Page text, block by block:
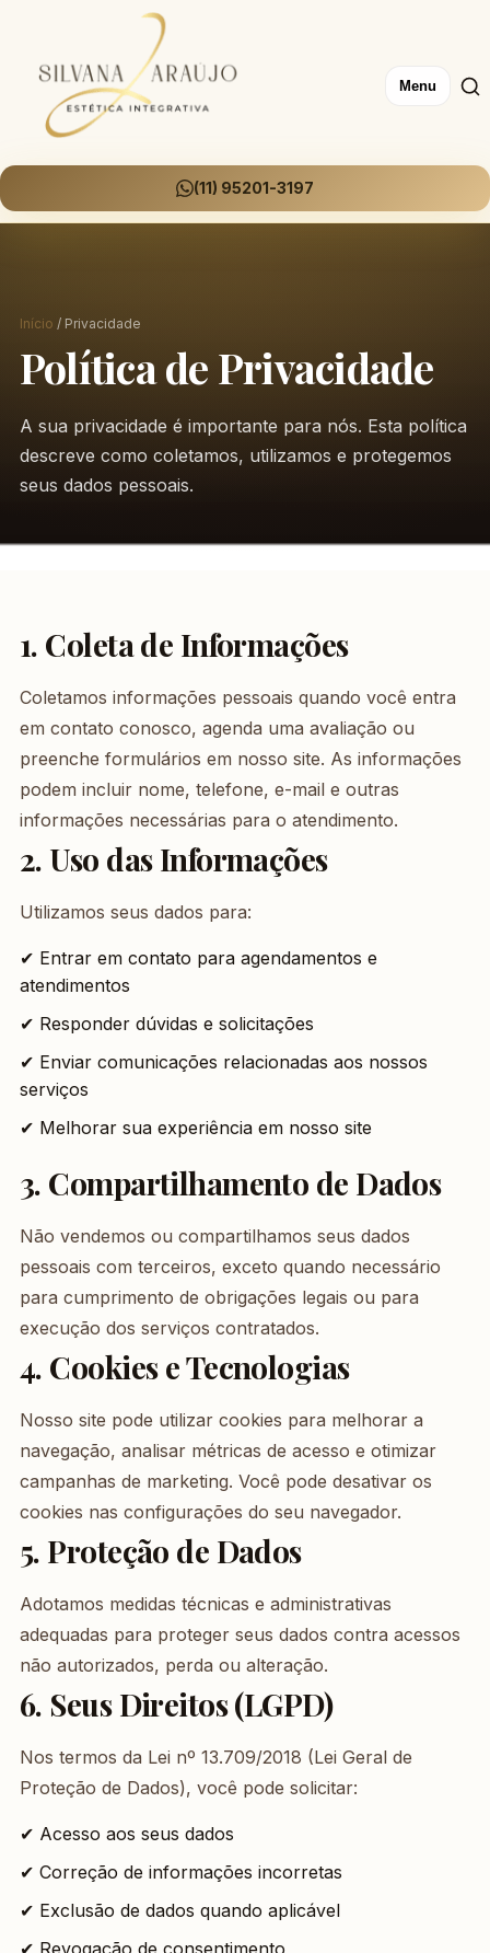
Menu
(11) 95201-3197
Início / Privacidade
Política de Privacidade
A sua privacidade é importante para nós. Esta política
descreve como coletamos, utilizamos e protegemos
seus dados pessoais.
1. Coleta de Informações
Coletamos informações pessoais quando você entra
em contato conosco, agenda uma avaliação ou
preenche formulários em nosso site. As informações
podem incluir nome, telefone, e-mail e outras
informações necessárias para o atendimento.
2. Uso das Informações
Utilizamos seus dados para:
✔ Entrar em contato para agendamentos e
atendimentos
✔ Responder dúvidas e solicitações
✔ Enviar comunicações relacionadas aos nossos
serviços
✔ Melhorar sua experiência em nosso site
3. Compartilhamento de Dados
Não vendemos ou compartilhamos seus dados
pessoais com terceiros, exceto quando necessário
para cumprimento de obrigações legais ou para
execução dos serviços contratados.
4. Cookies e Tecnologias
Nosso site pode utilizar cookies para melhorar a
navegação, analisar métricas de acesso e otimizar
campanhas de marketing. Você pode desativar os
cookies nas configurações do seu navegador.
5. Proteção de Dados
Adotamos medidas técnicas e administrativas
adequadas para proteger seus dados contra acessos
não autorizados, perda ou alteração.
6. Seus Direitos (LGPD)
Nos termos da Lei nº 13.709/2018 (Lei Geral de
Proteção de Dados), você pode solicitar:
✔ Acesso aos seus dados
✔ Correção de informações incorretas
✔ Exclusão de dados quando aplicável
✔ Revogação de consentimento